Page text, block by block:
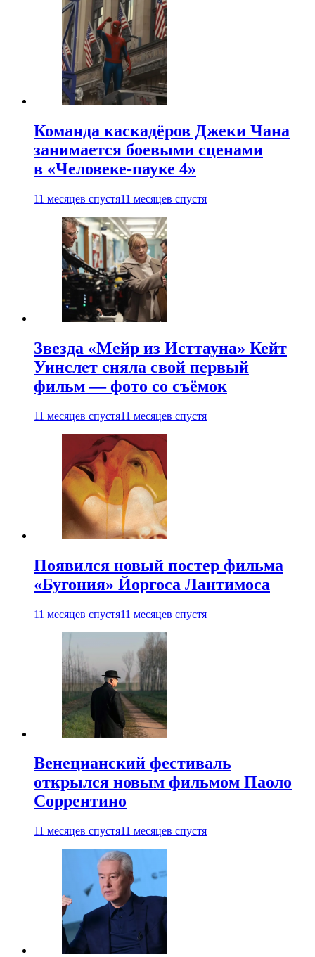
Команда каскадёров Джеки Чана
занимается боевыми сценами
в «Человеке-пауке 4»
11 месяцев спустя11 месяцев спустя
Звезда «Мейр из Исттауна» Кейт
Уинслет сняла свой первый
фильм — фото со съёмок
11 месяцев спустя11 месяцев спустя
Появился новый постер фильма
«Бугония» Йоргоса Лантимоса
11 месяцев спустя11 месяцев спустя
Венецианский фестиваль
открылся новым фильмом Паоло
Соррентино
11 месяцев спустя11 месяцев спустя